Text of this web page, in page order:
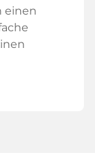
einen